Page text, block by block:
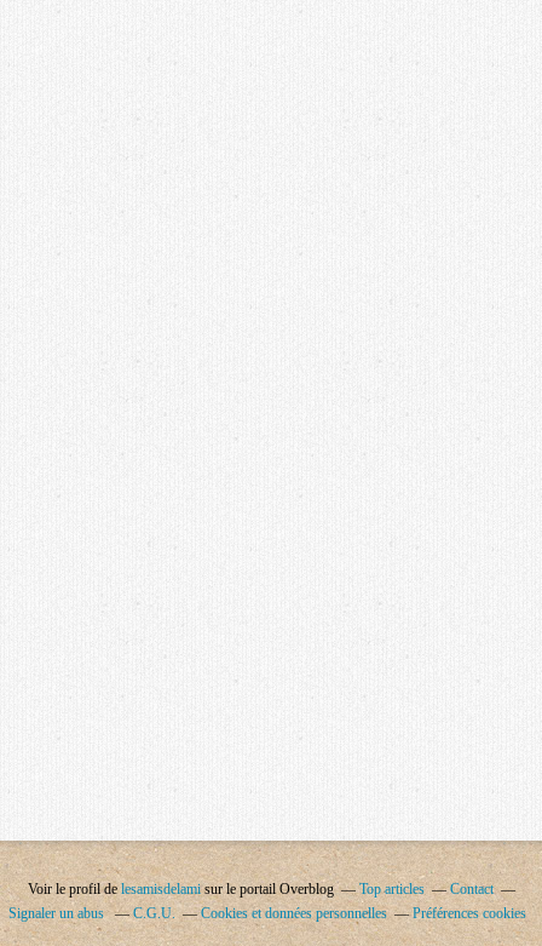
Voir le profil de lesamisdelamisur le portail Overblog Top articles
Contact
Signaler un abus
C.G.U. Cookies et données personnelles Préférences cookies